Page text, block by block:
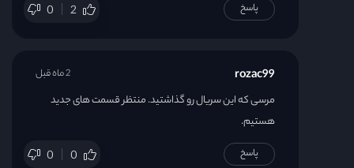
0 2 پاسخ
rozac99
مرسی که این سریال رو گذاشتید. منتظر قسمت های جدید
هستیم.
0 0
2 ماه قبل
پاسخ